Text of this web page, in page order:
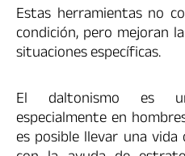
Estas herramientas no
condición, pero mejoran
situaciones específicas.
El daltonismo es
especialmente en
es posible llevar una